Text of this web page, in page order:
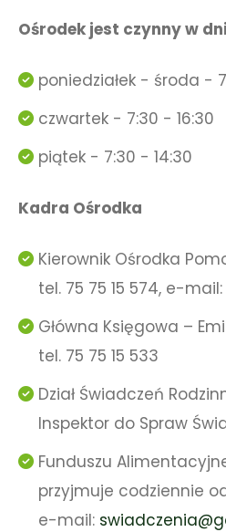
Ośrodek jest czynny w
poniedziałek - środa -
czwartek - 7:30 - 16:30
piątek - 7:30 - 14:30
Kadra Ośrodka
Kierownik Ośrodka
tel. 75 75 15 574, e-mail:
Główna Księgowa –
tel. 75 75 15 533
Dział Świadczeń
Inspektor do Spraw
Funduszu
przyjmuje codziennie
e-mail: